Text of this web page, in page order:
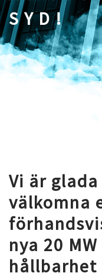
SYD!
Vi är
välkomna
nya 20